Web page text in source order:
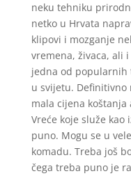
neku tehniku
netko u Hrvata
klipovi i mozganje
vremena, živaca, ali
jedna od popularnih
u svijetu. Definitivno
mala cijena
Vreće koje služe
puno. Mogu se u
komadu. Treba još
čega treba puno je